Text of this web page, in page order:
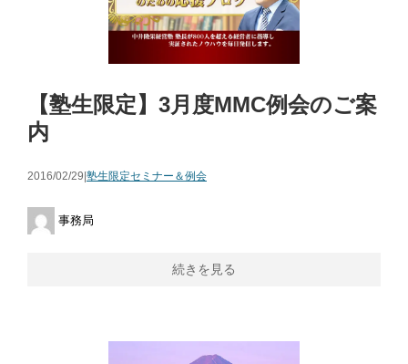
【塾生限定】3月度MMC例会のご案
内
2016/02/29|塾生限定セミナー＆例会
事務局
続きを見る